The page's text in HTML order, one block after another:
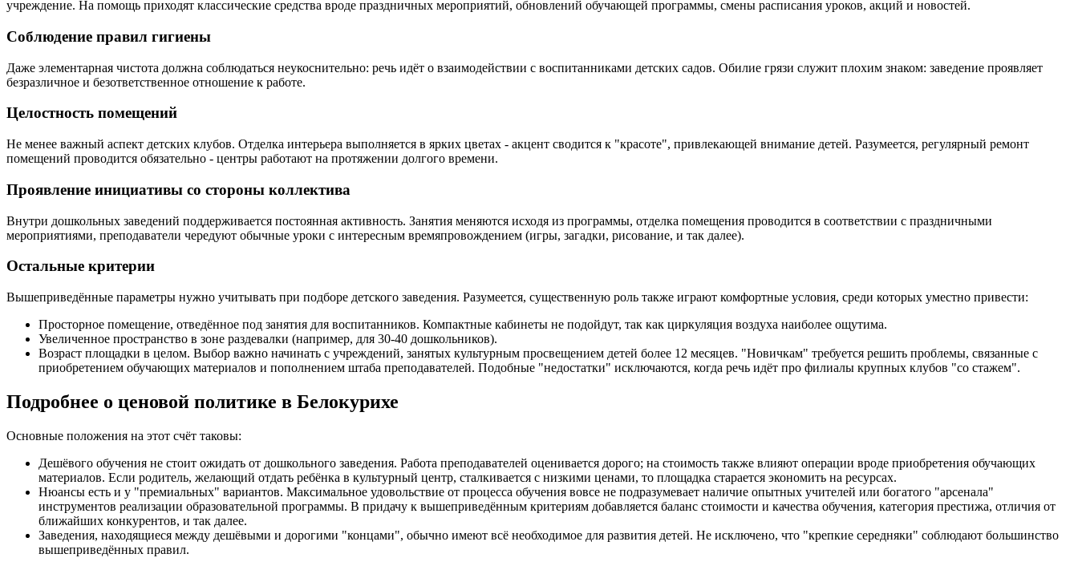
учреждение. На помощь приходят классические средства вроде праздничных мероприятий, обновлений обучающей программы, смены расписания уроков, акций и новостей.
Соблюдение правил гигиены
Даже элементарная чистота должна соблюдаться неукоснительно: речь идёт о взаимодействии с воспитанниками детских садов. Обилие грязи служит плохим знаком: заведение проявляет
безразличное и безответственное отношение к работе.
Целостность помещений
Не менее важный аспект детских клубов. Отделка интерьера выполняется в ярких цветах - акцент сводится к "красоте", привлекающей внимание детей. Разумеется, регулярный ремонт
помещений проводится обязательно - центры работают на протяжении долгого времени.
Проявление инициативы со стороны коллектива
Внутри дошкольных заведений поддерживается постоянная активность. Занятия меняются исходя из программы, отделка помещения проводится в соответствии с праздничными
мероприятиями, преподаватели чередуют обычные уроки с интересным времяпровождением (игры, загадки, рисование, и так далее).
Остальные критерии
Вышеприведённые параметры нужно учитывать при подборе детского заведения. Разумеется, существенную роль также играют комфортные условия, среди которых уместно привести:
Просторное помещение, отведённое под занятия для воспитанников. Компактные кабинеты не подойдут, так как циркуляция воздуха наиболее ощутима.
Увеличенное пространство в зоне раздевалки (например, для 30-40 дошкольников).
Возраст площадки в целом. Выбор важно начинать с учреждений, занятых культурным просвещением детей более 12 месяцев. "Новичкам" требуется решить проблемы, связанные с
приобретением обучающих материалов и пополнением штаба преподавателей. Подобные "недостатки" исключаются, когда речь идёт про филиалы крупных клубов "со стажем".
Подробнее о ценовой политике в Белокурихе
Основные положения на этот счёт таковы:
Дешёвого обучения не стоит ожидать от дошкольного заведения. Работа преподавателей оценивается дорого; на стоимость также влияют операции вроде приобретения обучающих
материалов. Если родитель, желающий отдать ребёнка в культурный центр, сталкивается с низкими ценами, то площадка старается экономить на ресурсах.
Нюансы есть и у "премиальных" вариантов. Максимальное удовольствие от процесса обучения вовсе не подразумевает наличие опытных учителей или богатого "арсенала"
инструментов реализации образовательной программы. В придачу к вышеприведённым критериям добавляется баланс стоимости и качества обучения, категория престижа, отличия от
ближайших конкурентов, и так далее.
Заведения, находящиеся между дешёвыми и дорогими "концами", обычно имеют всё необходимое для развития детей. Не исключено, что "крепкие середняки" соблюдают большинство
вышеприведённых правил.